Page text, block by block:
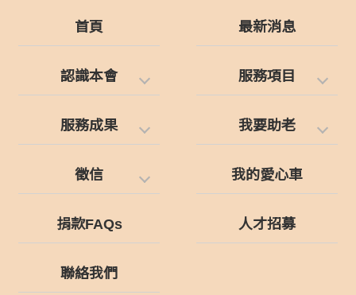
首頁 最新消息
認識本會 服務項目
服務成果 我要助老
徵信 我的愛心車
捐款FAQs 人才招募
聯絡我們